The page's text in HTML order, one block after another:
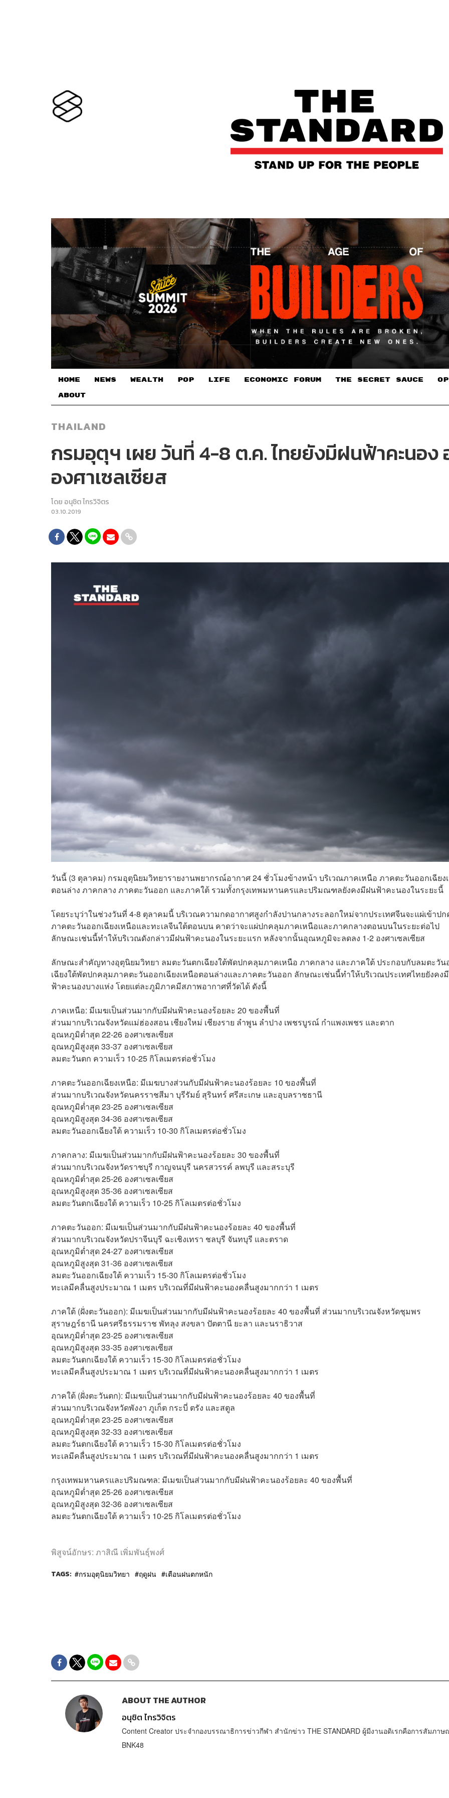
HOME NEWS WEALTH POP LIFE ECONOMIC FORUM THE SECRET SAUCE​
ABOUT
THAILAND
กรมอุตุฯ เผย วันที่ 4-8 ต.ค. ไทยยังมีฝนฟ้าคะนอ
องศาเซลเซียส
โดย อนุชิต ไกรวิจิตร
03.10.2019
วันนี้ (3 ตุลาคม) กรมอุตุนิยมวิทยารายงานพยากรณ์อากาศ 24 ชั่วโมงข้างหน้า บริเวณภาคเหนือ ภาคตะวันออกเฉียง
ตอนล่าง ภาคกลาง ภาคตะวันออก และภาคใต้ รวมทั้งกรุงเทพมหานครและปริมณฑลยังคงมีฝนฟ้าคะนองในระยะนี้
โดยระบุว่าในช่วงวันที่ 4-8 ตุลาคมนี้ บริเวณความกดอากาศสูงกำลังปานกลางระลอกใหม่จากประเทศจีนจะแผ่เข้าป
ภาคตะวันออกเฉียงเหนือและทะเลจีนใต้ตอนบน คาดว่าจะแผ่ปกคลุมภาคเหนือและภาคกลางตอนบนในระยะต่อไป
ลักษณะเช่นนี้ทำให้บริเวณดังกล่าวมีฝนฟ้าคะนองในระยะแรก หลังจากนั้นอุณหภูมิจะลดลง 1-2 องศาเซลเซียส
ลักษณะสำคัญทางอุตุนิยมวิทยา ลมตะวันตกเฉียงใต้พัดปกคลุมภาคเหนือ ภาคกลาง และภาคใต้ ประกอบกับลมตะวัน
เฉียงใต้พัดปกคลุมภาคตะวันออกเฉียงเหนือตอนล่างและภาคตะวันออก ลักษณะเช่นนี้ทำให้บริเวณประเทศไทยยังคง
ฟ้าคะนองบางแห่ง โดยแต่ละภูมิภาคมีสภาพอากาศที่วัดได้ ดังนี้
ภาคเหนือ: มีเมฆเป็นส่วนมากกับมีฝนฟ้าคะนองร้อยละ 20 ของพื้นที่
ส่วนมากบริเวณจังหวัดแม่ฮ่องสอน เชียงใหม่ เชียงราย ลำพูน ลำปาง เพชรบูรณ์ กำแพงเพชร และตาก
อุณหภูมิต่ำสุด 22-26 องศาเซลเซียส
อุณหภูมิสูงสุด 33-37 องศาเซลเซียส
ลมตะวันตก ความเร็ว 10-25 กิโลเมตรต่อชั่วโมง
ภาคตะวันออกเฉียงเหนือ: มีเมฆบางส่วนกับมีฝนฟ้าคะนองร้อยละ 10 ของพื้นที่
ส่วนมากบริเวณจังหวัดนครราชสีมา บุรีรัมย์ สุรินทร์ ศรีสะเกษ และอุบลราชธานี
อุณหภูมิต่ำสุด 23-25 องศาเซลเซียส
อุณหภูมิสูงสุด 34-36 องศาเซลเซียส
ลมตะวันออกเฉียงใต้ ความเร็ว 10-30 กิโลเมตรต่อชั่วโมง
ภาคกลาง: มีเมฆเป็นส่วนมากกับมีฝนฟ้าคะนองร้อยละ 30 ของพื้นที่
ส่วนมากบริเวณจังหวัดราชบุรี กาญจนบุรี นครสวรรค์ ลพบุรี และสระบุรี
อุณหภูมิต่ำสุด 25-26 องศาเซลเซียส
อุณหภูมิสูงสุด 35-36 องศาเซลเซียส
ลมตะวันตกเฉียงใต้ ความเร็ว 10-25 กิโลเมตรต่อชั่วโมง
ภาคตะวันออก: มีเมฆเป็นส่วนมากกับมีฝนฟ้าคะนองร้อยละ 40 ของพื้นที่
ส่วนมากบริเวณจังหวัดปราจีนบุรี ฉะเชิงเทรา ชลบุรี จันทบุรี และตราด
อุณหภูมิต่ำสุด 24-27 องศาเซลเซียส
อุณหภูมิสูงสุด 31-36 องศาเซลเซียส
ลมตะวันออกเฉียงใต้ ความเร็ว 15-30 กิโลเมตรต่อชั่วโมง
ทะเลมีคลื่นสูงประมาณ 1 เมตร บริเวณที่มีฝนฟ้าคะนองคลื่นสูงมากกว่า 1 เมตร
ภาคใต้ (ฝั่งตะวันออก): มีเมฆเป็นส่วนมากกับมีฝนฟ้าคะนองร้อยละ 40 ของพื้นที่ ส่วนมากบริเวณจังหวัดชุมพร
สุราษฎร์ธานี นครศรีธรรมราช พัทลุง สงขลา ปัตตานี ยะลา และนราธิวาส
อุณหภูมิต่ำสุด 23-25 องศาเซลเซียส
อุณหภูมิสูงสุด 33-35 องศาเซลเซียส
ลมตะวันตกเฉียงใต้ ความเร็ว 15-30 กิโลเมตรต่อชั่วโมง
ทะเลมีคลื่นสูงประมาณ 1 เมตร บริเวณที่มีฝนฟ้าคะนองคลื่นสูงมากกว่า 1 เมตร
ภาคใต้ (ฝั่งตะวันตก): มีเมฆเป็นส่วนมากกับมีฝนฟ้าคะนองร้อยละ 40 ของพื้นที่
ส่วนมากบริเวณจังหวัดพังงา ภูเก็ต กระบี่ ตรัง และสตูล
อุณหภูมิต่ำสุด 23-25 องศาเซลเซียส
อุณหภูมิสูงสุด 32-33 องศาเซลเซียส
ลมตะวันตกเฉียงใต้ ความเร็ว 15-30 กิโลเมตรต่อชั่วโมง
ทะเลมีคลื่นสูงประมาณ 1 เมตร บริเวณที่มีฝนฟ้าคะนองคลื่นสูงมากกว่า 1 เมตร
กรุงเทพมหานครและปริมณฑล: มีเมฆเป็นส่วนมากกับมีฝนฟ้าคะนองร้อยละ 40 ของพื้นที่
อุณหภูมิต่ำสุด 25-26 องศาเซลเซียส
อุณหภูมิสูงสุด 32-36 องศาเซลเซียส
ลมตะวันตกเฉียงใต้ ความเร็ว 10-25 กิโลเมตรต่อชั่วโมง
พิสูจน์อักษร: ภาสิณี เพิ่มพันธุ์พงศ์
TAGS: กรมอุตุนิยมวิทยา ฤดูฝน เตือนฝนตกหนัก
ABOUT THE AUTHOR
อนุชิต ไกรวิจิตร
Content Creator ประจำกองบรรณาธิการข่าวกีฬา สำนักข่าว THE STANDARD ผู้มีงานอดิเรกคือการสัมภาษ
BNK48